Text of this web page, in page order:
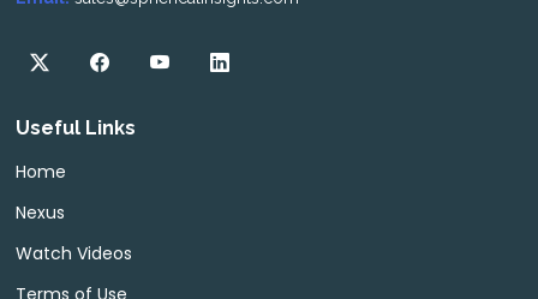
Useful Links
Home
Nexus
Watch Videos